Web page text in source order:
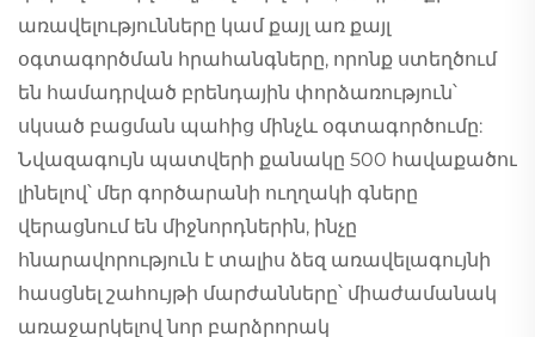
առավելությունները կամ քայլ առ քայլ
օգտագործման հրահանգները, որոնք ստեղծում
են համադրված բրենդային փորձառություն՝
սկսած բացման պահից մինչև օգտագործումը:
Նվազագույն պատվերի քանակը 500 հավաքածու
լինելով՝ մեր գործարանի ուղղակի գները
վերացնում են միջնորդներին, ինչը
հնարավորություն է տալիս ձեզ առավելագույնի
հասցնել շահույթի մարժանները՝ միաժամանակ
առաջարկելով նոր բարձրորակ